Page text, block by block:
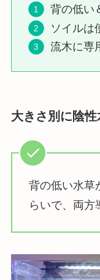
背の低い
ソイルは
流木に専
大きさ別に陰
背の低い水草
らいで、両方